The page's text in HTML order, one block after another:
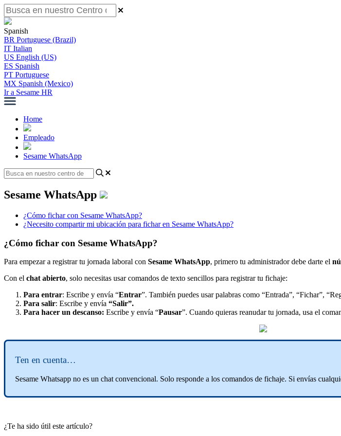
Spanish
BR Portuguese (Brazil)
IT Italian
US English (US)
ES Spanish
PT Portuguese
MX Spanish (Mexico)
Ir a Sesame HR
Home
Empleado
Sesame WhatsApp
Sesame WhatsApp
¿Cómo fichar con Sesame WhatsApp?
¿Necesito compartir mi ubicación para fichar en Sesame WhatsApp?
¿Cómo fichar con Sesame WhatsApp?
Para empezar a registrar tu jornada laboral con Sesame WhatsApp, primero tu administrador debe darte el nú
Con el chat abierto, solo necesitas usar comandos de texto sencillos para registrar tu fichaje:
Para entrar: Escribe y envía “Entrar”. También puedes usar palabras como “Entrada”, “Fichar”, “
Para salir: Escribe y envía “Salir”.
Para hacer un descanso: Escribe y envía “Pausar”. Cuando quieras reanudar tu jornada, usa el
Ten en cuenta…
Sesame Whatsapp no es un chat convencional. Solo responde a los comandos de fichaje. Si envías
¿Te ha sido útil este artículo?